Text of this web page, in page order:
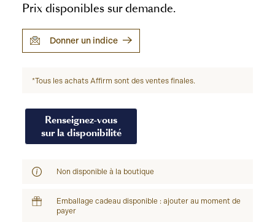
Prix disponibles sur demande.
Donner un indice
*Tous les achats Affirm sont des ventes finales.
Renseignez-vous
sur la disponibilité
Non disponible à la boutique
Emballage cadeau disponible : ajouter au moment de
payer